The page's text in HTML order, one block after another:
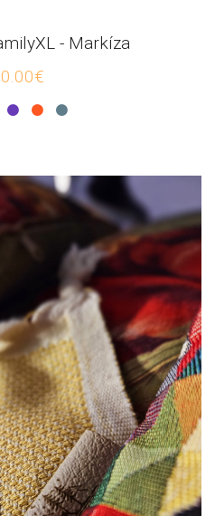
- Markíza